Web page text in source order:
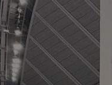
SessID
QeSessID
MvSessID
msToken